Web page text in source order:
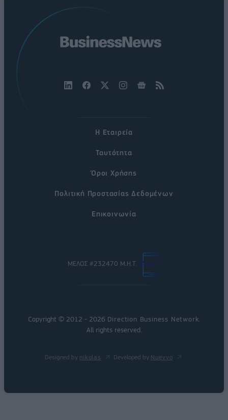
Η Εταιρεία
Ταυτότητα
Όροι Χρήσης
Πολιτική Προστασίας Δεδομένων
Επικοινωνία
ΜΕΛΟΣ #232470 Μ.Η.Τ.
Copyright © 2012 - 2026 Direction Business Network
All rights reserved.
Designed by nikolas Developed by Nuevvo